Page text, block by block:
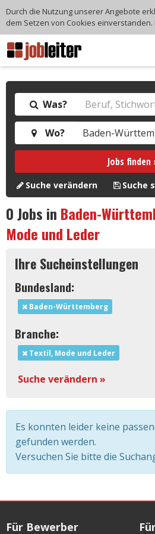
Was?
Wo?
Jobs finden
Suche verändern Suche
0Jobs in Baden-
Mode und Leder
Ihre Sucheinstellungen
Bundesland:
Baden-Württemberg
Branche:
Textil, Mode und Leder
Suche verändern »
Es konnten leider keine
gefunden werden.
Versuchen Sie bitte die
Für Bewerber
Durch die Nutzung unserer Angebote
dem Setzen von Cookies einverstanden.